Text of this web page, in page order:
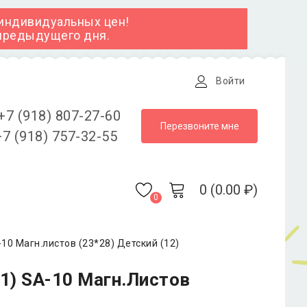
цен!
дня.
Войти
Перезвоните мне
(918) 807-27-60
(918) 757-32-55
0 0 (0.00 ₽)
Магн.листов (23*28) Детский (12)
SA-10 Магн.листов